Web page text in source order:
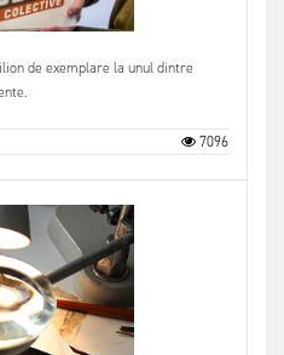
de exemplare la unul dintre
7096